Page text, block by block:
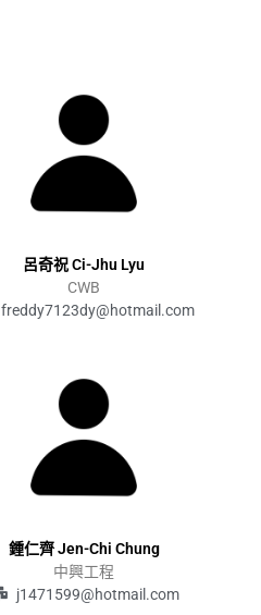
呂奇祝 Ci-Jhu Lyu
CWB
freddy7123dy@hotmail.com
鍾仁齊 Jen-Chi Chung
中興工程
j1471599@hotmail.com